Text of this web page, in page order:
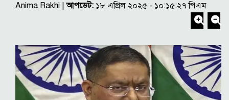
Anima Rakhi |আপডেট: ১৮ এপ্রিল ২০২৫ - ১০:১৫:২৭ পিএম